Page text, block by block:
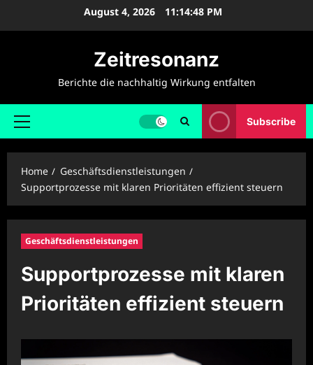
August 4, 2026 11:14:49 PM
Zeitresonanz
Berichte die nachhaltig Wirkung entfalten
Primary
Subscribe
Home
Geschäftsdienstleistungen
Supportprozesse mit klaren Prioritäten effizient steuern
Geschäftsdienstleistungen
Supportprozesse mit klaren
Prioritäten effizient steuern